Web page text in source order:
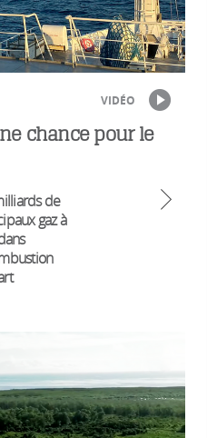
VIDÉO
chance pour le
de
gaz à